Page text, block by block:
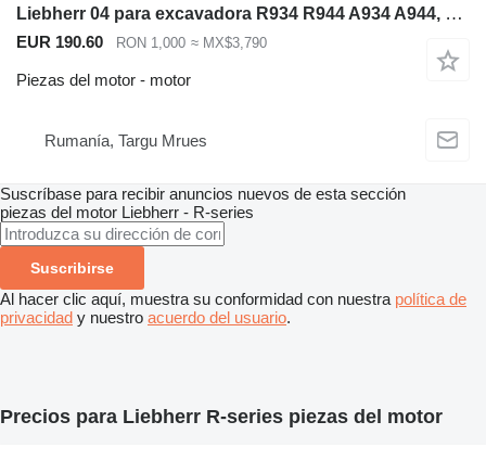
Liebherr 04 para excavadora R934 R944 A934 A944, código de pieza D934 A7-04 motor para Liebherr R934 R944 A934 A944 excavadora
EUR 190.60 RON 1,000 ≈ MX$3,790
Piezas del motor - motor
Rumanía, Targu Mrues
Suscríbase para recibir anuncios nuevos de esta sección
piezas del motor Liebherr - R-series
Suscribirse
Al hacer clic aquí, muestra su conformidad con nuestra política de
privacidad y nuestro acuerdo del usuario.
Precios para Liebherr R-series piezas del motor